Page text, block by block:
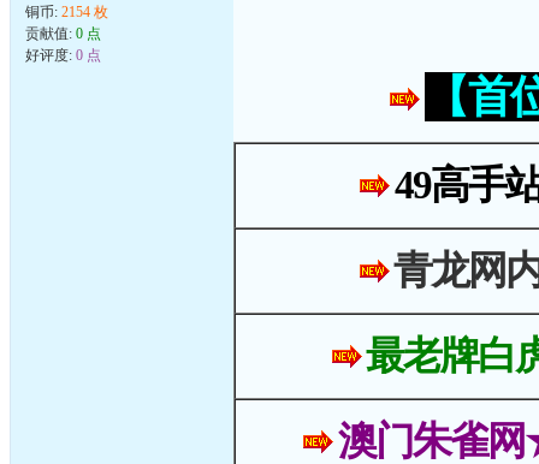
铜币: 2154 枚
贡献值: 0 点
好评度: 0 点
【
49高手
青龙网
最老牌白
澳门朱雀